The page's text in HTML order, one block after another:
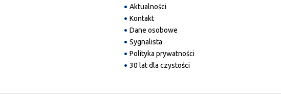
Aktualności
Kontakt
Dane osobowe
Sygnalista
Polityka prywatności
30 lat dla czystości